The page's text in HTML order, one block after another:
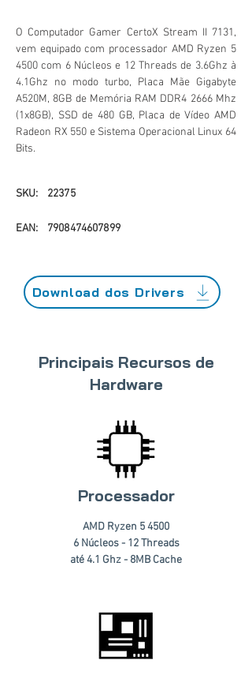
O Computador Gamer CertoX Stream II 7131,
vem equipado com processador AMD Ryzen 5
4500 com 6 Núcleos e 12 Threads de 3.6Ghz à
4.1Ghz no modo turbo, Placa Mãe Gigabyte
A520M, 8GB de Memória RAM DDR4 2666 Mhz
(1x8GB), SSD de 480 GB, Placa de Vídeo AMD
Radeon RX 550 e Sistema Operacional Linux 64
Bits.
SKU: 22375
EAN: 7908474607899
Download dos Drivers
Principais Recursos de
Hardware
Processador
AMD Ryzen 5 4500
6 Núcleos - 12 Threads
até 4.1 Ghz - 8MB Cache